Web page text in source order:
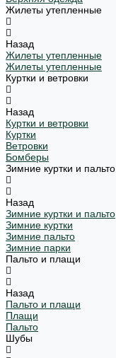
Жилеты утепленные
Назад
Жилеты утепленные
Жилеты утепленные
Куртки и ветровки
Назад
Куртки и ветровки
Куртки
Ветровки
Бомберы
Зимние куртки и пальто
Назад
Зимние куртки и пальто
Зимние куртки
Зимние пальто
Зимние парки
Пальто и плащи
Назад
Пальто и плащи
Плащи
Пальто
Шубы